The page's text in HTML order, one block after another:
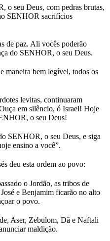
o seu Deus, com pedras brutas,
SENHOR sacrifícios
de paz. Ali vocês poderão
do SENHOR, o seu Deus.
maneira bem legível, todos os
levitas, continuaram
em silêncio, ó Israel! Hoje
o seu Deus!
SENHOR, o seu Deus, e siga
ensino a você”.
deu esta ordem ao povo:
o Jordão, as tribos de
e Benjamim ficarão no alto
o povo.
Aser, Zebulom, Dã e Naftali
maldição.